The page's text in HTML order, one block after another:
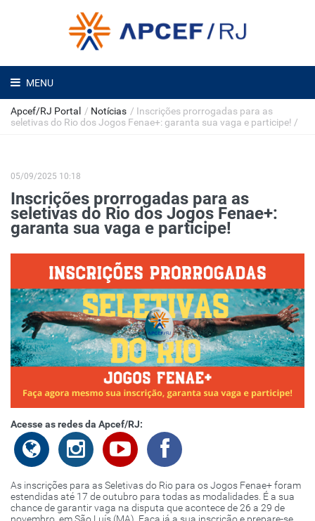
MENU
Apcef/RJ Portal / Notícias / Inscrições prorrogadas para as
seletivas do Rio dos Jogos Fenae+: garanta sua vaga e participe! /
05/09/2025 10:18
Inscrições prorrogadas para as
seletivas do Rio dos Jogos Fenae+:
garanta sua vaga e participe!
Acesse as redes da Apcef/RJ:
As inscrições para as Seletivas do Rio para os Jogos Fenae+ foram
estendidas até 17 de outubro para todas as modalidades. É a sua
chance de garantir vaga na disputa que acontece de 26 a 29 de
novembro, em São Luís (MA). Faça já a sua inscrição e prepare-se